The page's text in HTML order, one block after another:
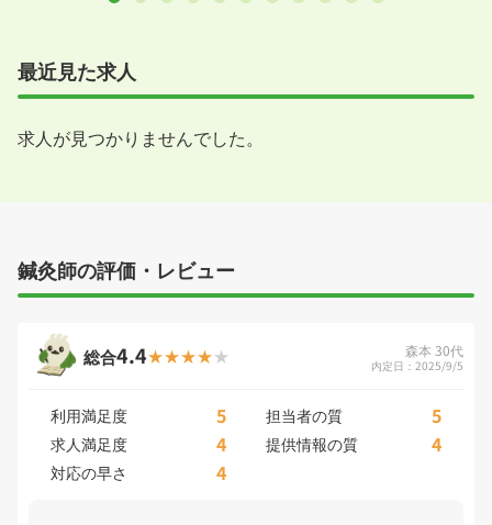
最近見た求人
求人が見つかりませんでした。
鍼灸師の評価・レビュー
総合4.4 森本 30代
内定日：2025/9/5
利用満足度 5 担当者の質 5
求人満足度 4 提供情報の質 4
対応の早さ 4